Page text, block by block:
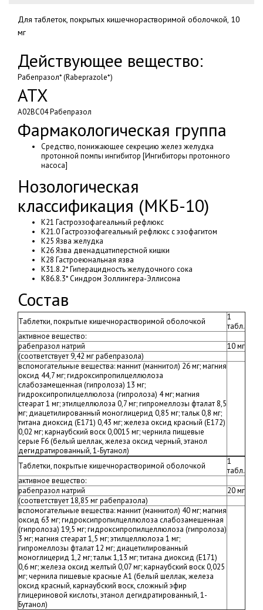
Для таблеток, покрытых кишечнорастворимой оболочкой, 10
мг
Действующее вещество:
Рабепразол* (Rabeprazole*)
АТХ
A02BC04 Рабепразол
Фармакологическая группа
Средство, понижающее секрецию желез желудка
протонной помпы ингибитор [Ингибиторы протонного
насоса]
Нозологическая
классификация (МКБ-10)
K21 Гастроэзофагеальный рефлюкс
K21.0 Гастроэзофагеальный рефлюкс с эзофагитом
K25 Язва желудка
K26 Язва двенадцатиперстной кишки
K28 Гастроеюнальная язва
K31.8.2* Гиперацидность желудочного сока
K86.8.3* Синдром Золлингера-Эллисона
Состав
Таблетки, покрытые кишечнорастворимой оболочкой
1
табл.
активное вещество:
рабепразол натрий
10 мг
(соответствует 9,42 мг рабепразола)
вспомогательные вещества: маннит (маннитол) 26 мг; магния
оксид 44,7 мг; гидроксипропилцеллюлоза
слабозамещенная (гипролоза) 13 мг;
гидроксипропилцеллюлоза (гипролоза) 4 мг; магния
стеарат 1 мг; этилцеллюлоза 0,7 мг; гипромеллозы фталат 8,5
мг; диацетилированный моноглицерид 0,85 мг; тальк 0,8 мг;
титана диоксид (Е171) 0,43 мг; железа оксид красный (Е172)
0,02 мг; карнаубский воск 0,0015 мг; чернила пищевые
серые F6 (белый шеллак, железа оксид черный, этанол
дегидратированный, 1-Бутанол)
Таблетки, покрытые кишечнорастворимой оболочкой
1
табл.
активное вещество:
рабепразол натрий
20 мг
(соответствует 18,85 мг рабепразола)
вспомогательные вещества: маннит (маннитол) 40 мг; магния
оксид 63 мг; гидроксипропилцеллюлоза слабозамещенная
(гипролоза) 19,5 мг; гидроксипропилцеллюлоза (гипролоза)
3 мг; магния стеарат 1,5 мг; этилцеллюлоза 1 мг;
гипромеллозы фталат 12 мг; диацетилированный
моноглицерид 1,2 мг; тальк 1,13 мг; титана диоксид (Е171)
0,6 мг; железа оксид желтый 0,07 мг; карнаубский воск 0,025
мг; чернила пищевые красные A1 (белый шеллак, железа
оксид красный, карнаубский воск, сложный эфир
глицериновой кислоты, этанол дегидратированный, 1-
Бутанол)